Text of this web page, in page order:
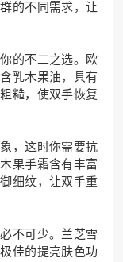
的不同需求，让
的不二之选。欧
乳木果油，具有
糙，使双手恢复
，这时你需要抗
果手霜含有丰富
细纹，让双手重
不可少。兰芝雪
佳的提亮肤色功